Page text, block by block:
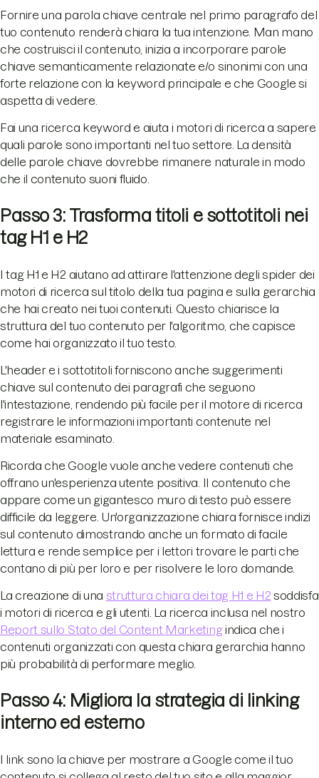
Fornire una parola chiave centrale nel primo paragrafo del
tuo contenuto renderà chiara la tua intenzione. Man mano
che costruisci il contenuto, inizia a incorporare parole
chiave semanticamente relazionate e/o sinonimi con una
forte relazione con la keyword principale e che Google si
aspetta di vedere.
Fai una ricerca keyword e aiuta i motori di ricerca a sapere
quali parole sono importanti nel tuo settore. La densità
delle parole chiave dovrebbe rimanere naturale in modo
che il contenuto suoni fluido.
Passo 3: Trasforma titoli e sottotitoli nei
tag H1 e H2
I tag H1 e H2 aiutano ad attirare l'attenzione degli spider dei
motori di ricerca sul titolo della tua pagina e sulla gerarchia
che hai creato nei tuoi contenuti. Questo chiarisce la
struttura del tuo contenuto per l'algoritmo, che capisce
come hai organizzato il tuo testo.
L'header e i sottotitoli forniscono anche suggerimenti
chiave sul contenuto dei paragrafi che seguono
l'intestazione, rendendo più facile per il motore di ricerca
registrare le informazioni importanti contenute nel
materiale esaminato.
Ricorda che Google vuole anche vedere contenuti che
offrano un'esperienza utente positiva. Il contenuto che
appare come un gigantesco muro di testo può essere
difficile da leggere. Un'organizzazione chiara fornisce indizi
sul contenuto dimostrando anche un formato di facile
lettura e rende semplice per i lettori trovare le parti che
contano di più per loro e per risolvere le loro domande.
La creazione di una struttura chiara dei tag H1 e H2 soddisfa
i motori di ricerca e gli utenti. La ricerca inclusa nel nostro
Report sullo Stato del Content Marketingindica che i
contenuti organizzati con questa chiara gerarchia hanno
più probabilità di performare meglio.
Passo 4: Migliora la strategia di linking
interno ed esterno
I link sono la chiave per mostrare a Google come il tuo